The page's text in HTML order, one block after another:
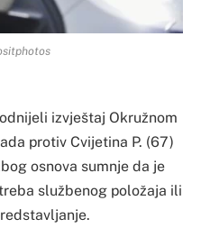
izvještaj Okružnom
protiv Cvijetina P. (67)
osnova sumnje da je
službenog položaja ili